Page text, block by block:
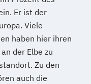
Er ist der
Viele
haben hier ihren
der Elbe zu
Zu den
auch die